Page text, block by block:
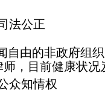
法公正
自由的非政府组
师，目前健康状
众知情权